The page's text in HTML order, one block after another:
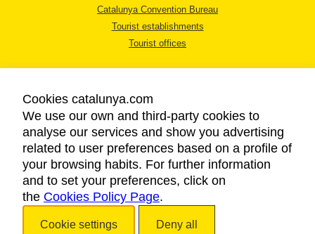
Catalunya Convention Bureau
Tourist establishments
Tourist offices
LEGAL NOTICE
PRIVACY POLICY
COOKIES POLICY
ACCESSIBILITY
Cookies catalunya.com
We use our own and third-party cookies to
analyse our services and show you advertising
related to user preferences based on a profile of
your browsing habits. For further information
and to set your preferences, click on
the Cookies Policy Page.
Cookie settings Deny all